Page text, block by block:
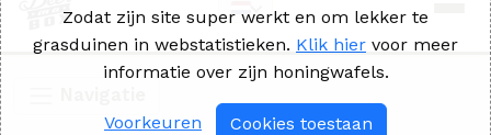
Zodat zijn site super werkt en om lekker te
grasduinen in webstatistieken. Klik hier voor meer
informatie over zijn honingwafels.
Voorkeuren Cookies toestaan